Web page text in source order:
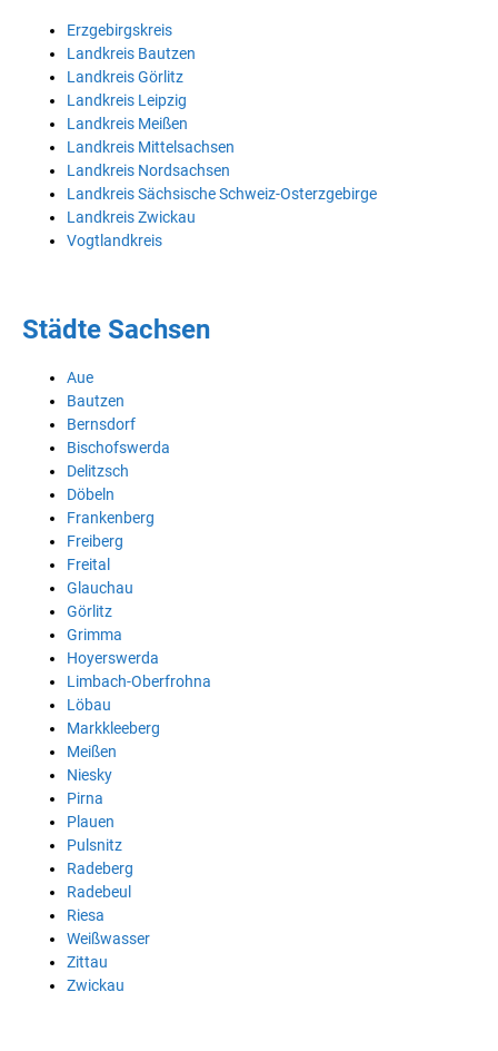
Erzgebirgskreis
Landkreis Bautzen
Landkreis Görlitz
Landkreis Leipzig
Landkreis Meißen
Landkreis Mittelsachsen
Landkreis Nordsachsen
Landkreis Sächsische Schweiz-Osterzgebirge
Landkreis Zwickau
Vogtlandkreis
Städte Sachsen
Aue
Bautzen
Bernsdorf
Bischofswerda
Delitzsch
Döbeln
Frankenberg
Freiberg
Freital
Glauchau
Görlitz
Grimma
Hoyerswerda
Limbach-Oberfrohna
Löbau
Markkleeberg
Meißen
Niesky
Pirna
Plauen
Pulsnitz
Radeberg
Radebeul
Riesa
Weißwasser
Zittau
Zwickau